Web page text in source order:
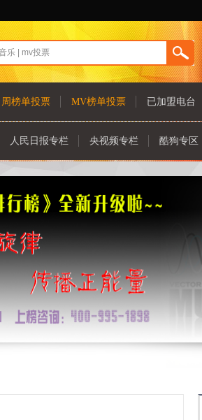
周榜单投票 MV榜单投票 已加盟电台
人民日报专栏 央视频专栏 酷狗专区